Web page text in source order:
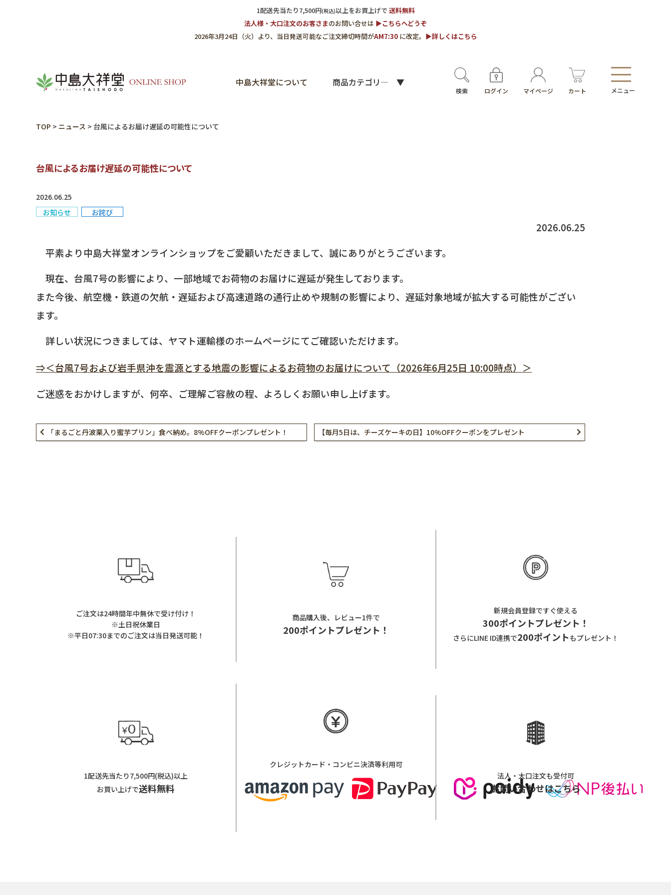
1配送先当たり7,500円(税込)以上をお買上げで 送料無料
法人様・大口注文のお客さまのお問い合せは ▶︎こちらへどうぞ
2026年3月24日（火）より、当日発送可能なご注文締切時間がAM7:30 に改定。 ▶︎詳しくはこちら
中島大祥堂について 商品カテゴリ―
検索 ログイン マイページ カート メニュー
TOP > ニュース > 台風によるお届け遅延の可能性について
台風によるお届け遅延の可能性について
2026.06.25
お知らせ
お詫び
2026.06.25
平素より中島大祥堂オンラインショップをご愛顧いただきまして、誠にありがとうございます。
現在、台風7号の影響により、一部地域でお荷物のお届けに遅延が発生しております。
また今後、航空機・鉄道の欠航・遅延および高速道路の通行止めや規制の影響により、遅延対象地域が拡大する可能性がござい
ます。
詳しい状況につきましては、ヤマト運輸様のホームページにてご確認いただけます。
⇒＜台風7号および岩手県沖を震源とする地震の影響によるお荷物のお届けについて（2026年6月25日 10:00時点）＞
ご迷惑をおかけしますが、何卒、ご理解ご容赦の程、よろしくお願い申し上げます。
「まるごと丹波栗入り蜜芋プリン」食べ納め。8%OFFクーポンプレゼント！ 【毎月5日は、チーズケーキの日】10%OFFクーポンをプレゼント
ご注文は24時間年中無休で受け付け！
※土日祝休業日
※平日07:30までのご注文は当日発送可能！
商品購入後、レビュー1件で
200ポイントプレゼント！
新規会員登録ですぐ使える
300ポイントプレゼント！
さらにLINE ID連携で200ポイントもプレゼント！
1配送先当たり7,500円(税込)以上
お買い上げで送料無料
クレジットカード・コンビニ決済等利用可
法人・大口注文も受付可
お問い合わせはこちら